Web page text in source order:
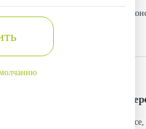
г. Санкт-Петербург, Советский,
Дом в элитном поселке на
г. Москва, Советский, Киевское